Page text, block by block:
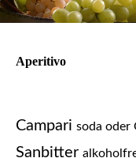
Aperitivo
Campari soda oder
Sanbitter